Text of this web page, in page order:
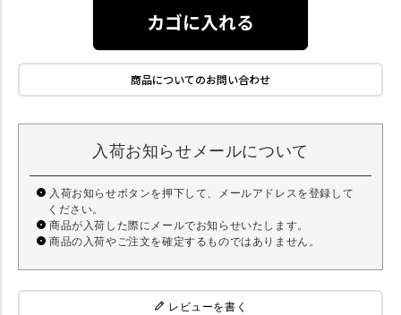
カゴに入れる
商品についてのお問い合わせ
入荷お知らせメールについて
入荷お知らせボタンを押下して、メールアドレスを登録して
ください。
商品が入荷した際にメールでお知らせいたします。
商品の入荷やご注文を確定するものではありません。
レビューを書く